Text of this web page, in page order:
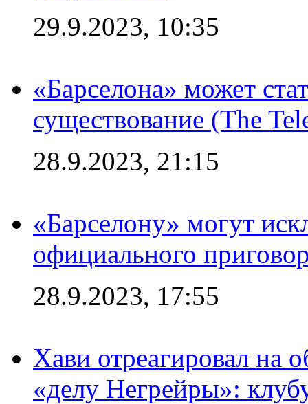
29.9.2023, 10:35
«Барселона» может
существование (The
28.9.2023, 21:15
«Барселону» могут
официального
28.9.2023, 17:55
Хави отреагировал на
«делу Негрейры»: